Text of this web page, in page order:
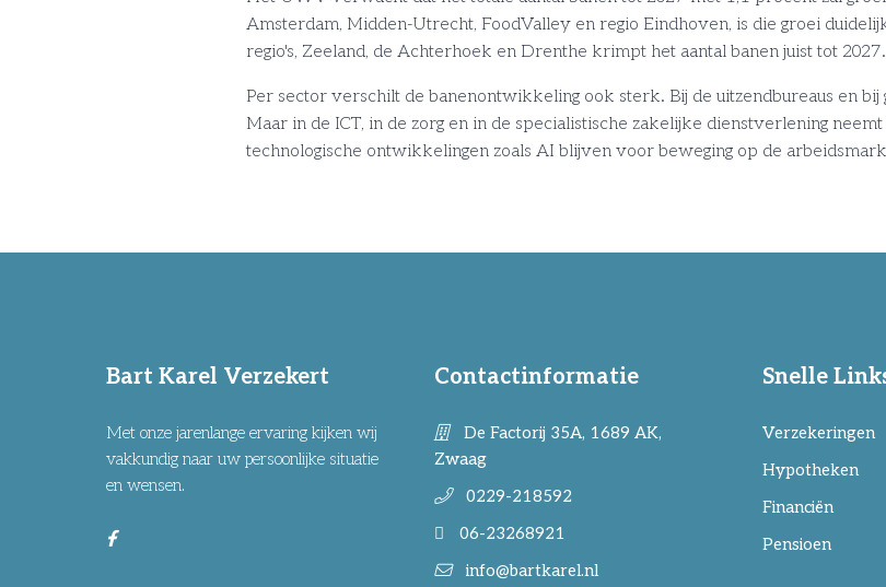
Amsterdam, Midden-Utrecht, FoodValley en regio Eindhoven, is die groei
regio's, Zeeland, de Achterhoek en Drenthe krimpt het aantal banen juist tot 2027.
Per sector verschilt de banenontwikkeling ook sterk. Bij de uitzendbureaus en
Maar in de ICT, in de zorg en in de specialistische zakelijke dienstverlening
technologische ontwikkelingen zoals AI blijven voor beweging op de
Bart Karel Verzekert
Met onze jarenlange ervaring kijken wij
vakkundig naar uw persoonlijke situatie
en wensen.
Contactinformatie
De Factorij 35A, 1689 AK,
Zwaag
0229-218592
06-23268921
info@bartkarel.nl
Snelle
Verzekeringen
Hypotheken
Financiën
Pensioen